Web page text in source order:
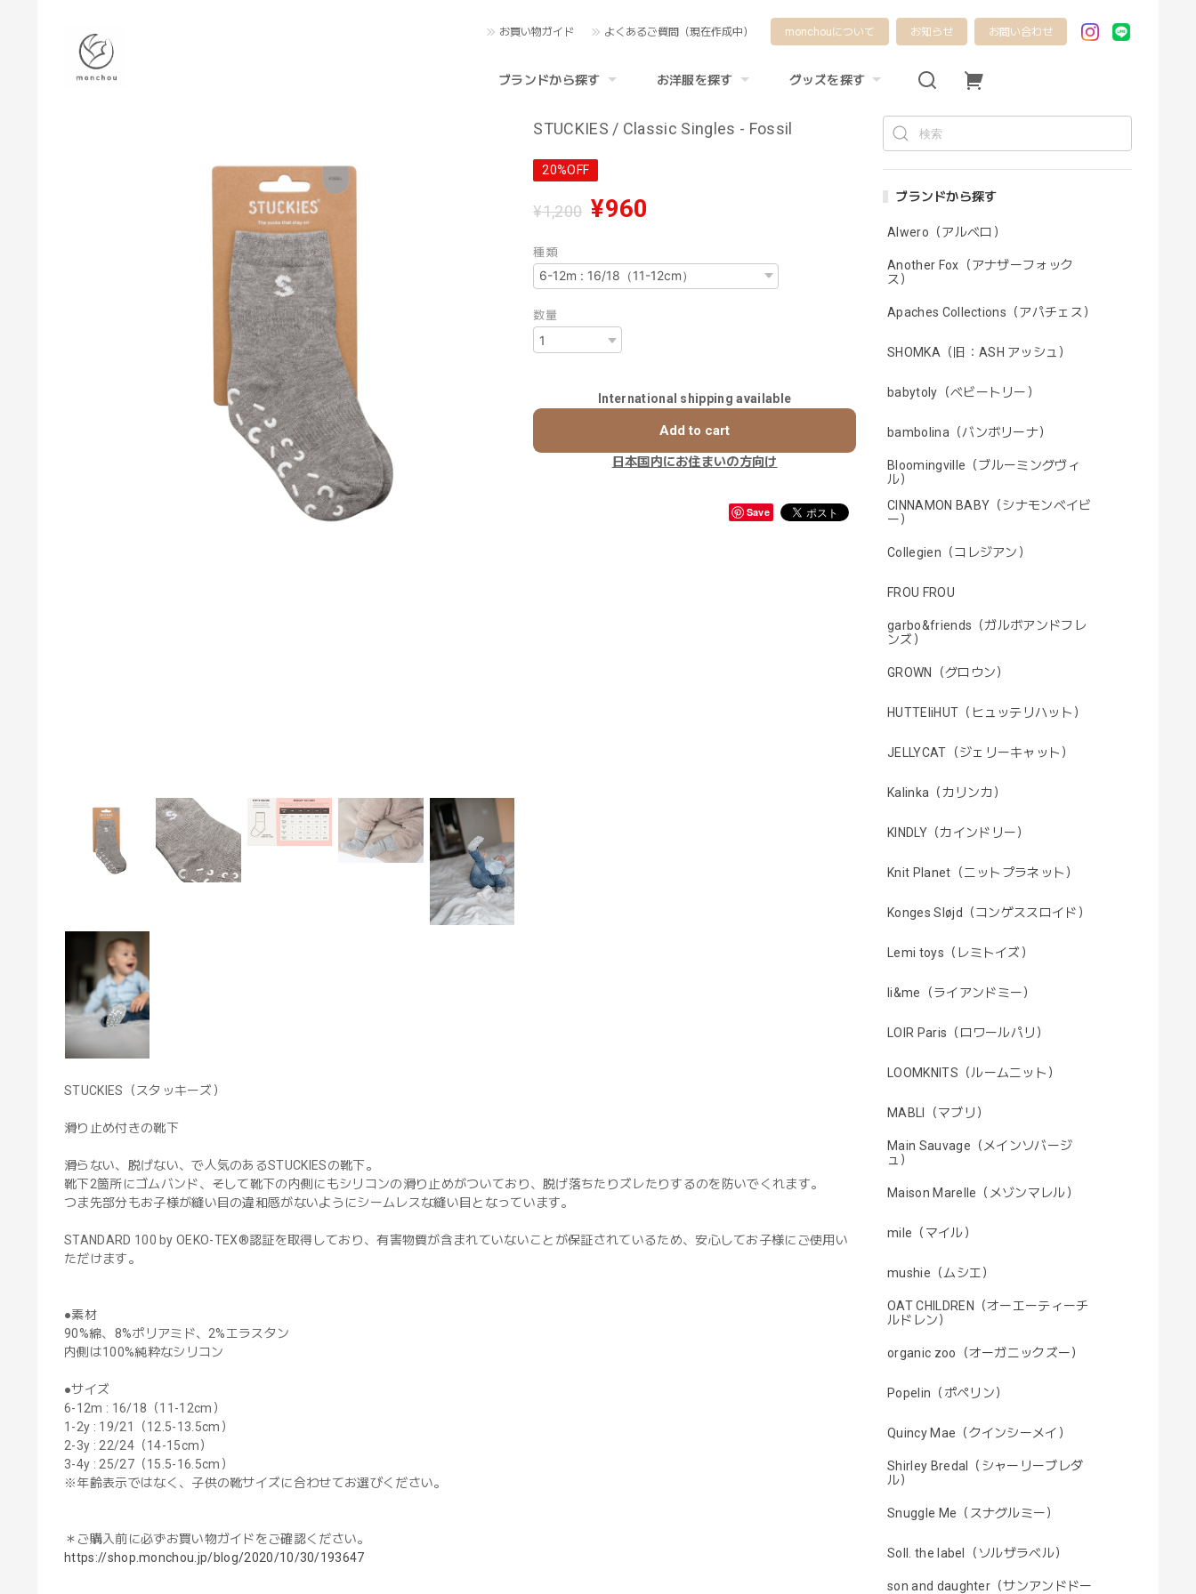
お買い物ガイド よくあるご質問（現在作成中） monchouについて お知らせ お問い合わせ
ブランドから探す お洋服を探す グッズを探す
ブランドから探す
Alwero（アルベロ）
Another Fox（アナザーフォック
ス）
Apaches Collections（アパチェス）
SHOMKA（旧：ASH アッシュ）
babytoly（ベビートリー）
bambolina（バンボリーナ）
Bloomingville（ブルーミングヴィ
ル）
CINNAMON BABY（シナモンベイビ
ー）
Collegien（コレジアン）
FROU FROU
garbo&friends（ガルボアンドフレ
ンズ）
GROWN（グロウン）
HUTTEliHUT（ヒュッテリハット）
JELLYCAT（ジェリーキャット）
Kalinka（カリンカ）
KINDLY（カインドリー）
Knit Planet（ニットプラネット）
Konges Sløjd（コンゲススロイド）
Lemi toys（レミトイズ）
li&me（ライアンドミー）
LOIR Paris（ロワールパリ）
LOOMKNITS（ルームニット）
MABLI（マブリ）
Main Sauvage（メインソバージ
ュ）
Maison Marelle（メゾンマレル）
mile（マイル）
mushie（ムシエ）
OAT CHILDREN（オーエーティーチ
ルドレン）
organic zoo（オーガニックズー）
Popelin（ポペリン）
Quincy Mae（クインシーメイ）
Shirley Bredal（シャーリーブレダ
ル）
Snuggle Me（スナグルミー）
Soll. the label（ソルザラベル）
son and daughter（サンアンドドー
STUCKIES / Classic Singles - Fossil
20%OFF
¥1,200 ¥960
種類
数量
International shipping available
Add to cart
日本国内にお住まいの方向け
Save
STUCKIES（スタッキーズ）
滑り止め付きの靴下
滑らない、脱げない、で人気のあるSTUCKIESの靴下。
靴下2箇所にゴムバンド、そして靴下の内側にもシリコンの滑り止めがついており、脱げ落ちたりズレたりするのを防いでくれます。
つま先部分もお子様が縫い目の違和感がないようにシームレスな縫い目となっています。
STANDARD 100 by OEKO-TEX®認証を取得しており、有害物質が含まれていないことが保証されているため、安心してお子様にご使用い
ただけます。
●素材
90%綿、8%ポリアミド、2%エラスタン
内側は100%純粋なシリコン
●サイズ
6-12m : 16/18（11-12cm）
1-2y : 19/21（12.5-13.5cm）
2-3y : 22/24（14-15cm）
3-4y : 25/27（15.5-16.5cm）
※年齢表示ではなく、子供の靴サイズに合わせてお選びください。
＊ご購入前に必ずお買い物ガイドをご確認ください。
https://shop.monchou.jp/blog/2020/10/30/193647